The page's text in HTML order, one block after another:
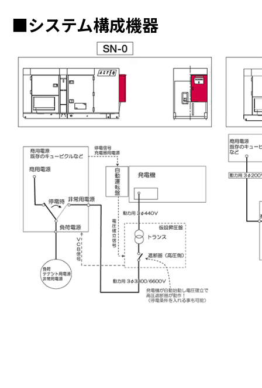
■システム構成機器